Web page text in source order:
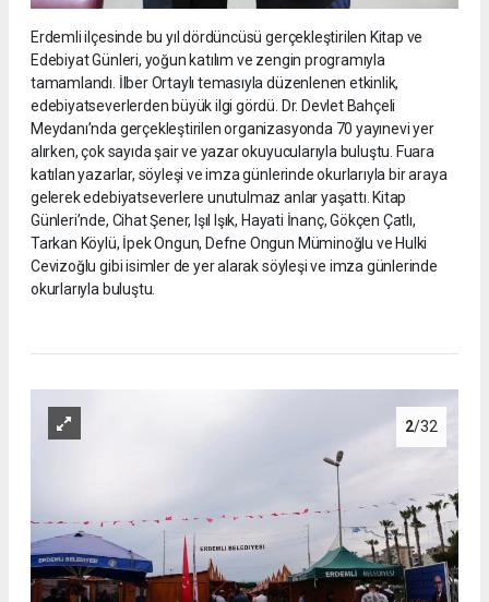
Erdemli ilçesinde bu yıl dördüncüsü gerçekleştirilen Kitap ve
Edebiyat Günleri, yoğun katılım ve zengin programıyla
tamamlandı. İlber Ortaylı temasıyla düzenlenen etkinlik,
edebiyatseverlerden büyük ilgi gördü. Dr. Devlet Bahçeli
Meydanı’nda gerçekleştirilen organizasyonda 70 yayınevi yer
alırken, çok sayıda şair ve yazar okuyucularıyla buluştu. Fuara
katılan yazarlar, söyleşi ve imza günlerinde okurlarıyla bir araya
gelerek edebiyatseverlere unutulmaz anlar yaşattı. Kitap
Günleri’nde, Cihat Şener, Işıl Işık, Hayati İnanç, Gökçen Çatlı,
Tarkan Köylü, İpek Ongun, Defne Ongun Müminoğlu ve Hulki
Cevizoğlu gibi isimler de yer alarak söyleşi ve imza günlerinde
okurlarıyla buluştu.
2/32